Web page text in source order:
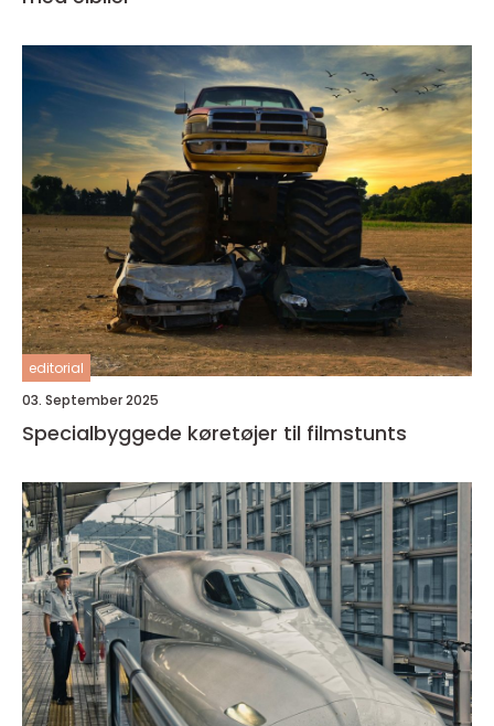
editorial
03. September 2025
Specialbyggede køretøjer til filmstunts